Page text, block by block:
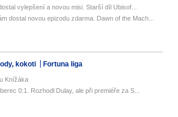
vylepšení a novou misi. Starší díl Ubisof...
dostal novou epizodu zdarma. Dawn of the Mach...
kokoti Fortuna liga
Knížáka
0:1. Rozhodl Dulay, ale při premiéře za S...